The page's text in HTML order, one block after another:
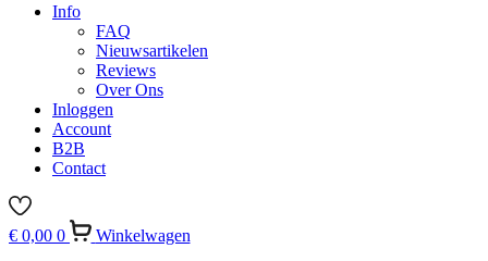
Info
FAQ
Nieuwsartikelen
Reviews
Over Ons
Inloggen
Account
B2B
Contact
€ 0,00 0
Winkelwagen